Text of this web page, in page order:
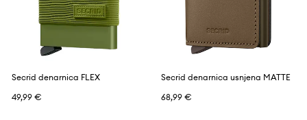
Secrid denarnica FLEX
49,99 €
Secrid denarnica usnjena MATTE
68,99 €